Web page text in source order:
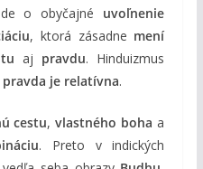
o obyčajné uvoľnenie
, ktorá zásadne mení
aj pravdu. Hinduizmus
pravda je relatívna.
cestu,vlastného boha a
. Preto v indických